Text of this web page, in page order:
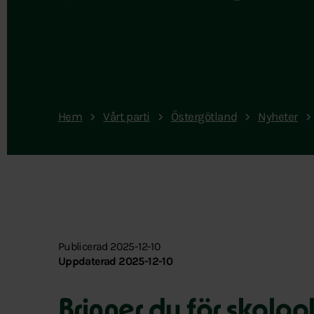
Hem Vårt parti Östergötland Nyheter
Publicerad 2025-12-10
Uppdaterad 2025-12-10